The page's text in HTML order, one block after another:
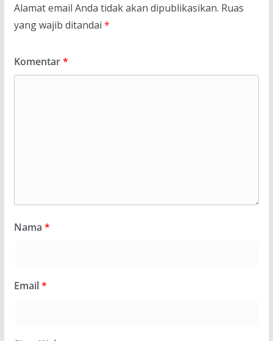
Alamat email Anda tidak akan dipublikasikan. Ruas
yang wajib ditandai *
Komentar*
Nama *
Email*